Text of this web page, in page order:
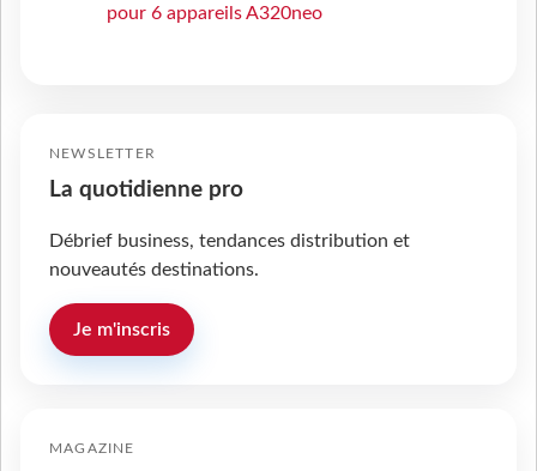
pour 6 appareils A320neo
NEWSLETTER
La quotidienne pro
Débrief business, tendances distribution et
nouveautés destinations.
Je m'inscris
MAGAZINE